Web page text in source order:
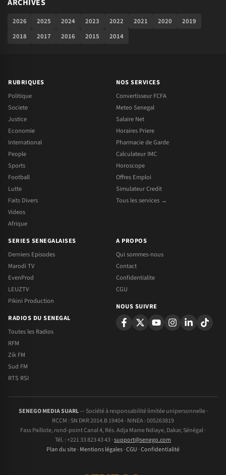
ARCHIVES
2026 2025 2024 2023 2022 2021 2020
2019
2018
2017 2016 2015 2014
RUBRIQUES
Politique
Societe
Justice
Economie
International
People
Sports
Football
Lutte
Faits Divers
Videos
Afrique
NOS SERVICES
Convertisseur FCFA
Meteo Senegal
Salaire Net
Horaires Priere
Pharmacie de Garde
Calculateur IMC
Horoscope
Offres Emploi
Simulateur Credit
Tous les services →
SERIES SENEGALAISES
Derniers Episodes
Marodi TV
EvenProd
LEUZTV
Pikini Production
RADIOS DU SENEGAL
Toutes les Radios
RFM
Zik FM
Sud FM
RTS RSI
A PROPOS
Qui sommes-nous
Contact
Confidentialite
CGU
NOUS SUIVRE
SENEGO MEDIA SUARL— Société à responsabilité limitée unipersonnelle ·
RCCM : SN DKR 2014.B 19404 · NINEA : 005263819
Fass Paillote, rond-point Canal 4, Rés. Adja Mame Ndiaye, Dakar, Sénégal ·
Tél. : +221 33 823 43 43 ·support@senego.com
Plan du site· Mentions légales·CGU ·Confidentialité